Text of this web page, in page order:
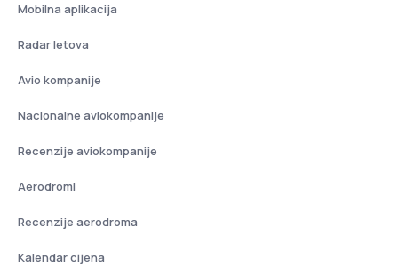
Mobilna aplikacija
Radar letova
Avio kompanije
Nacionalne aviokompanije
Recenzije aviokompanije
Aerodromi
Recenzije aerodroma
Kalendar cijena